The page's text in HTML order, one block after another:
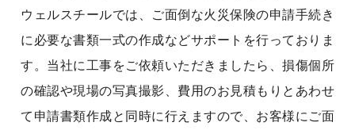
ウェルスチールでは、ご面倒な火災保険の申請手続き
に必要な書類一式の作成などサポートを行っておりま
す。当社に工事をご依頼いただきましたら、損傷個所
の確認や現場の写真撮影、費用のお見積もりとあわせ
て申請書類作成と同時に行えますので、お客様にご面